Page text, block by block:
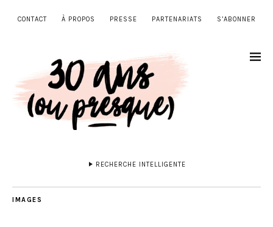
CONTACT À PROPOS PRESSE PARTENARIATS S’ABONNER
RECHERCHE INTELLIGENTE
IMAGES